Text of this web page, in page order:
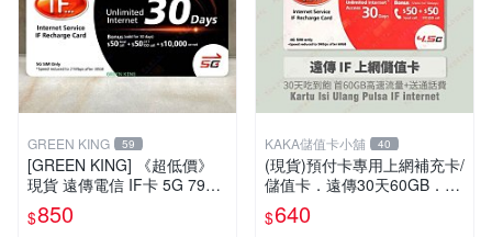
GREEN KING 59
[GREEN KING] 《超低價》
現貨 遠傳電信 IF卡 5G 799 3
0天網路吃到飽 儲值卡 網卡
網路儲值卡 上網卡
$850
KAKA儲值卡小舖 40
(現貨)預付卡專用上網補充卡/
儲值卡．遠傳30天60GB．上
網吃到飽．IF599．遠傳外籍
可儲 [KAKA儲值卡小舖]
$640